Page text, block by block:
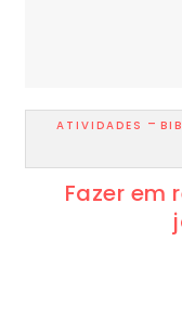
ATIVIDADES -
Fazer em